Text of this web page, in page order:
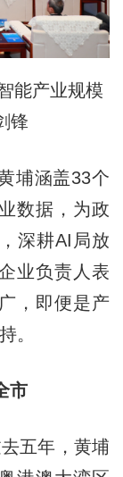
能产业规模
锋
埔涵盖33个
数据，为政
深耕AI局放
业负责人表
，即便是产
。
市
五年，黄埔